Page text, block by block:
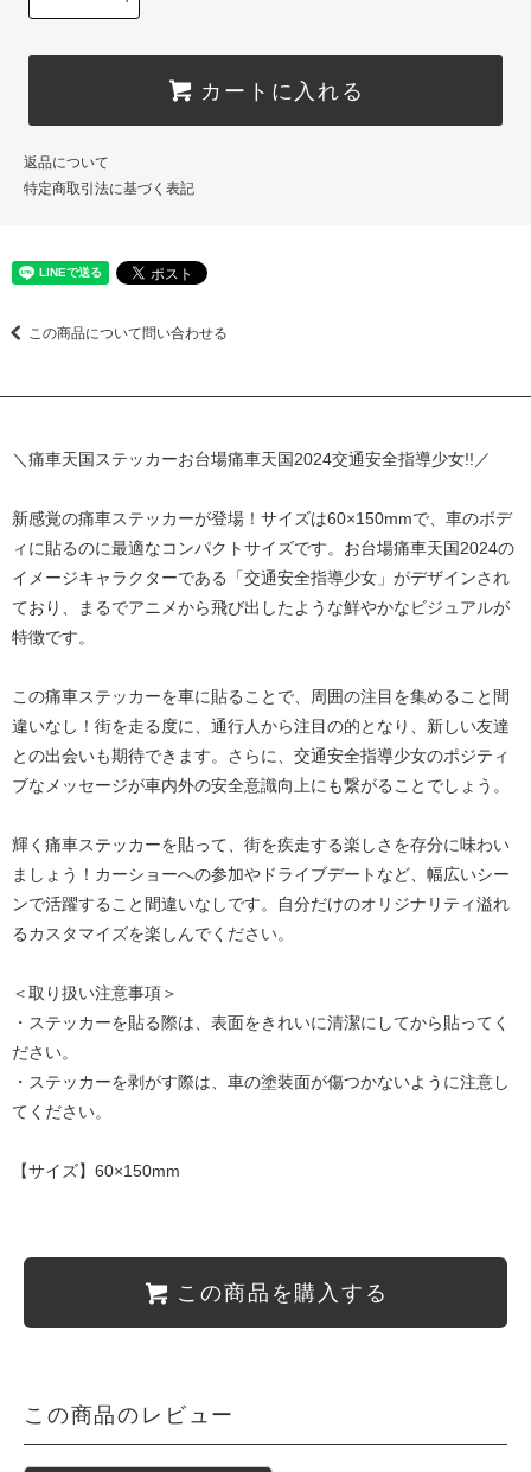
カートに入れる
返品について
特定商取引法に基づく表記
この商品について問い合わせる
＼痛車天国ステッカーお台場痛車天国2024交通安全指導少女!!／
新感覚の痛車ステッカーが登場！サイズは60×150mmで、車のボデ
ィに貼るのに最適なコンパクトサイズです。お台場痛車天国2024の
イメージキャラクターである「交通安全指導少女」がデザインされ
ており、まるでアニメから飛び出したような鮮やかなビジュアルが
特徴です。
この痛車ステッカーを車に貼ることで、周囲の注目を集めること間
違いなし！街を走る度に、通行人から注目の的となり、新しい友達
との出会いも期待できます。さらに、交通安全指導少女のポジティ
ブなメッセージが車内外の安全意識向上にも繋がることでしょう。
輝く痛車ステッカーを貼って、街を疾走する楽しさを存分に味わい
ましょう！カーショーへの参加やドライブデートなど、幅広いシー
ンで活躍すること間違いなしです。自分だけのオリジナリティ溢れ
るカスタマイズを楽しんでください。
＜取り扱い注意事項＞
・ステッカーを貼る際は、表面をきれいに清潔にしてから貼ってく
ださい。
・ステッカーを剥がす際は、車の塗装面が傷つかないように注意し
てください。
【サイズ】60×150mm
この商品を購入する
この商品のレビュー